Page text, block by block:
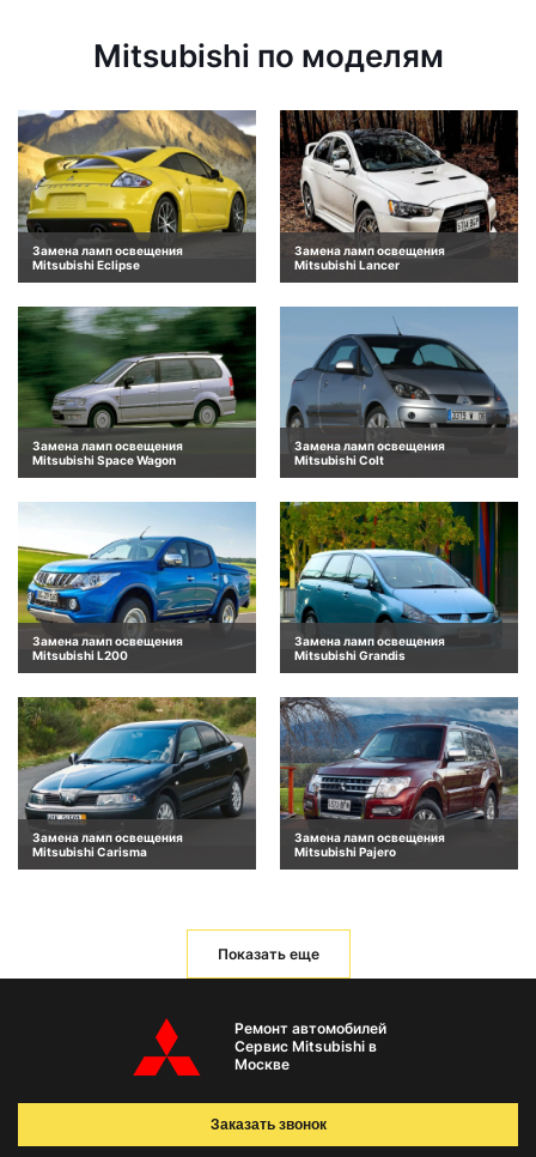
Mitsubishi по моделям
Замена ламп освещения
Mitsubishi Eclipse
Замена ламп освещения
Mitsubishi Lancer
Замена ламп освещения
Mitsubishi Space Wagon
Замена ламп освещения
Mitsubishi Colt
Замена ламп освещения
Mitsubishi L200
Замена ламп освещения
Mitsubishi Grandis
Замена ламп освещения
Mitsubishi Carisma
Замена ламп освещения
Mitsubishi Pajero
Показать еще
Ремонт автомобилей
Сервис Mitsubishi в
Москве
Заказать звонок